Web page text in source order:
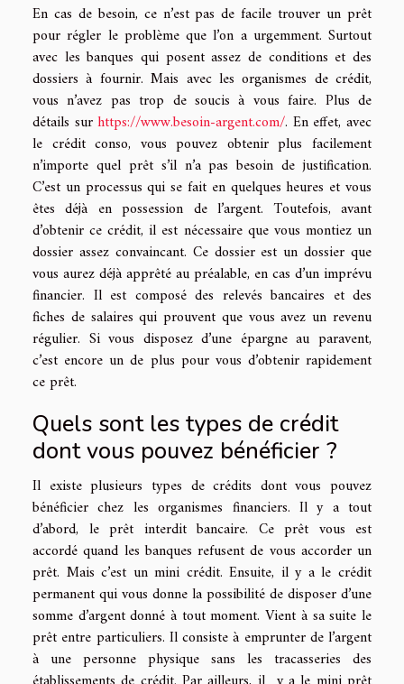
En cas de besoin, ce n’est pas de facile trouver un prêt
pour régler le problème que l’on a urgemment. Surtout
avec les banques qui posent assez de conditions et des
dossiers à fournir. Mais avec les organismes de crédit,
vous n’avez pas trop de soucis à vous faire. Plus de
détails surhttps://www.besoin-argent.com/. En effet, avec
le crédit conso, vous pouvez obtenir plus facilement
n’importe quel prêt s’il n’a pas besoin de justification.
C’est un processus qui se fait en quelques heures et vous
êtes déjà en possession de l’argent. Toutefois, avant
d’obtenir ce crédit, il est nécessaire que vous montiez un
dossier assez convaincant. Ce dossier est un dossier que
vous aurez déjà apprêté au préalable, en cas d’un imprévu
financier. Il est composé des relevés bancaires et des
fiches de salaires qui prouvent que vous avez un revenu
régulier. Si vous disposez d’une épargne au paravent,
c’est encore un de plus pour vous d’obtenir rapidement
ce prêt.
Quels sont les types de crédit
dont vous pouvez bénéficier ?
Il existe plusieurs types de crédits dont vous pouvez
bénéficier chez les organismes financiers. Il y a tout
d’abord, le prêt interdit bancaire. Ce prêt vous est
accordé quand les banques refusent de vous accorder un
prêt. Mais c’est un mini crédit. Ensuite, il y a le crédit
permanent qui vous donne la possibilité de disposer d’une
somme d’argent donné à tout moment. Vient à sa suite le
prêt entre particuliers. Il consiste à emprunter de l’argent
à une personne physique sans les tracasseries des